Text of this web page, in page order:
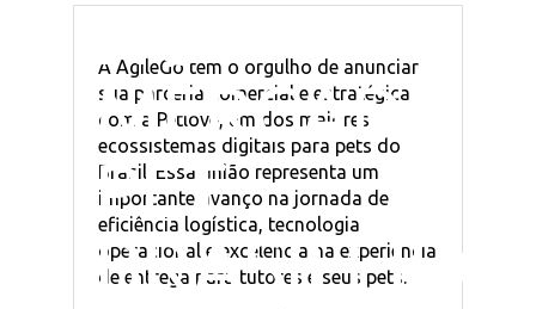
NO
MERCADO
PET
BRASILEIRO
A AgileGo tem o orgulho de anunciar
sua parceria comercial e estratégica
com a Petlove, um dos maiores
ecossistemas digitais para pets do
Brasil. Essa união representa um
importante avanço na jornada de
eficiência logística, tecnologia
operacional e excelência na experiência
de entrega para tutores e seus pets.